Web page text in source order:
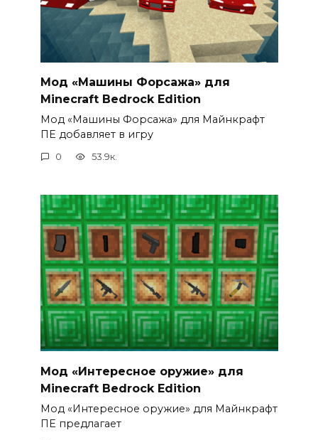
Мод «Машины Форсажа» для
Minecraft Bedrock Edition
Мод «Машины Форсажа» для Майнкрафт
ПЕ добавляет в игру
0 53.9к.
Мод «Интересное оружие» для
Minecraft Bedrock Edition
Мод «Интересное оружие» для Майнкрафт
ПЕ предлагает